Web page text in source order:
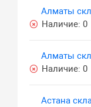
Алматы
Наличие:0
Алматы
Наличие:0
Астана